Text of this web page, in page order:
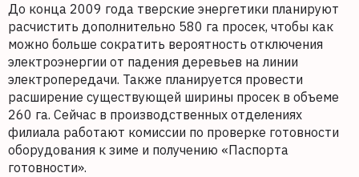
До конца 2009 года тверские энергетики планируют
расчистить дополнительно 580 га просек, чтобы как
можно больше сократить вероятность отключения
электроэнергии от падения деревьев на линии
электропередачи. Также планируется провести
расширение существующей ширины просек в объеме
260 га. Сейчас в производственных отделениях
филиала работают комиссии по проверке готовности
оборудования к зиме и получению «Паспорта
готовности».